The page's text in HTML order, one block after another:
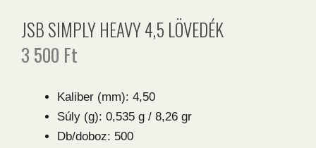
JSB SIMPLY HEAVY 4,5 LÖVEDÉK
3 500 Ft
Kaliber (mm): 4,50
Súly (g): 0,535 g / 8,26 gr
Db/doboz: 500